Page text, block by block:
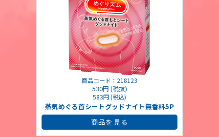
商品コード：218123
530円 (税抜)
583円 (税込)
蒸気めぐる首シートグッドナイト無香料5P